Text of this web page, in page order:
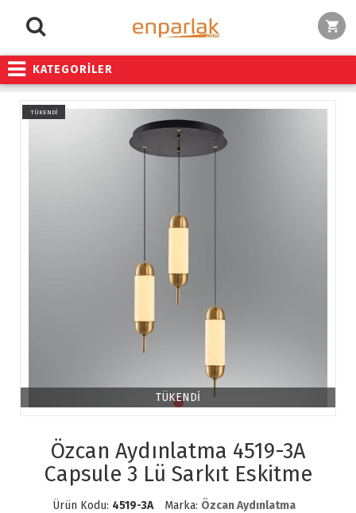
KATEGORİLER
TÜKENDİ
TÜKENDİ
Özcan Aydınlatma 4519-3A
Capsule 3 Lü Sarkıt Eskitme
Ürün Kodu: 4519-3A Marka: Özcan Aydınlatma